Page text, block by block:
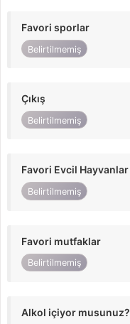
Favori sporlar
Belirtilmemiş
Çıkış
Belirtilmemiş
Favori Evcil Hayvanlar
Belirtilmemiş
Favori mutfaklar
Belirtilmemiş
Alkol içiyor musunuz?